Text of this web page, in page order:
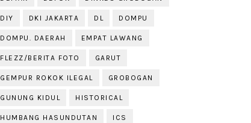
DIY DKI JAKARTA DL DOMPU
DOMPU. DAERAH EMPAT LAWANG
FLEZZ/BERITA FOTO GARUT
GEMPUR ROKOK ILEGAL GROBOGAN
GUNUNG KIDUL HISTORICAL
HUMBANG HASUNDUTAN ICS